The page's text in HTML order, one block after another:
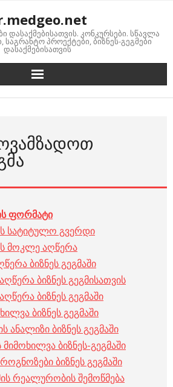
დასაქმებისათვის. კონკურსები. სწავლა
საგრანტო პროექტები, ბიზნეს-გეგმები
დასაქმებისათვის
ფორმატი
სატიტულო გვერდი
მოკლე აღწერა
ბიზნეს გეგმაში
ბიზნეს გეგმისათვის
ბიზნეს გეგმაში
ბიზნეს გეგმაში
ანალიზი ბიზნეს გეგმაში
მიმოხილვა ბიზნეს-გეგმაში
ბიზნეს გეგმაში
რეალურობის შემოწმება